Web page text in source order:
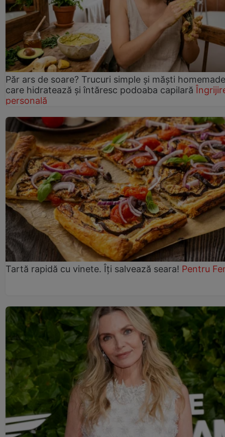
Păr ars de soare? Trucuri simple și măști homemade
care hidratează și întăresc podoaba capilară
personală
Tartă rapidă cu vinete. Îți salvează seara! Pentru